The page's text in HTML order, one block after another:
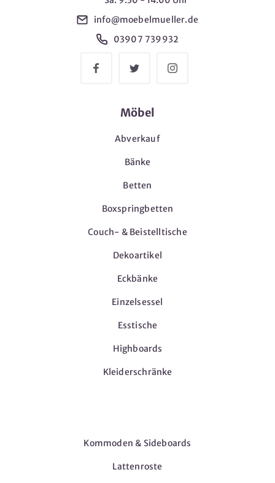
info@moebelmueller.de
03907 739932
Möbel
Abverkauf
Bänke
Betten
Boxspringbetten
Couch- & Beistelltische
Dekoartikel
Eckbänke
Einzelsessel
Esstische
Highboards
Kleiderschränke
Kommoden & Sideboards
Lattenroste